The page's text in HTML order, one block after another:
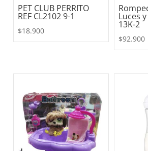
PET CLUB PERRITO
REF CL2102 9-1
$18.900
Luces
13K-2
$92.900